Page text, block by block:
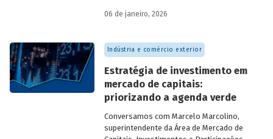
economia do país nos últimos 40 anos,
economistas renomados.
06 de janeiro, 2026
Indústria e comércio exterior
Estratégia de investimento em
mercado de capitais:
priorizando a agenda verde
Conversamos com Marcelo Marcolino,
superintendente da Área de Mercado de